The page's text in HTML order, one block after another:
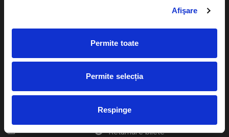
Afişare
Permite toate
Permite selecția
Respinge
Cum comand bilete?
eBilet printat acasa
Livrare prin curier
Returnare bilete
Cultura
Calendar